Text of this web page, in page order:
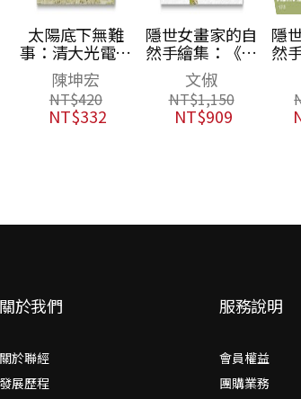
隱世女畫家的自
然手繪集：《金
石昆蟲草木狀》
藥草篇
文俶
NT$1,150
NT$909
隱世女畫家的自
然手繪集：《金
石昆蟲草木狀》
藥草篇＋花果篇
＋動物篇（全三
冊）
文俶
NT$3,600
NT$2,700
隱
然
石
於我們
於聯經
展歷程
服務說明
會員權益
團購業務